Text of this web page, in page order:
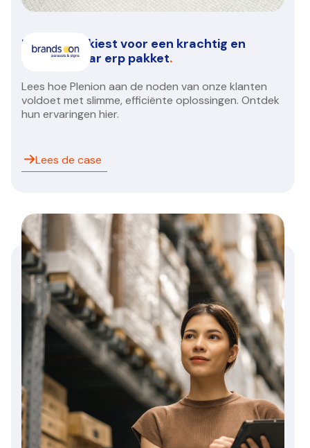
Brands On kiest voor een krachtig en
betrouwbaar erp pakket.
Lees hoe Plenion aan de noden van onze klanten
voldoet met slimme, efficiënte oplossingen. Ontdek
hun ervaringen hier.
Lees de case